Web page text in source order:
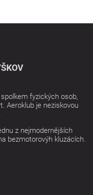
fyzických osob,
Aeroklub je neziskovou
z nejmodernějších
bezmotorovýh kluzácích.